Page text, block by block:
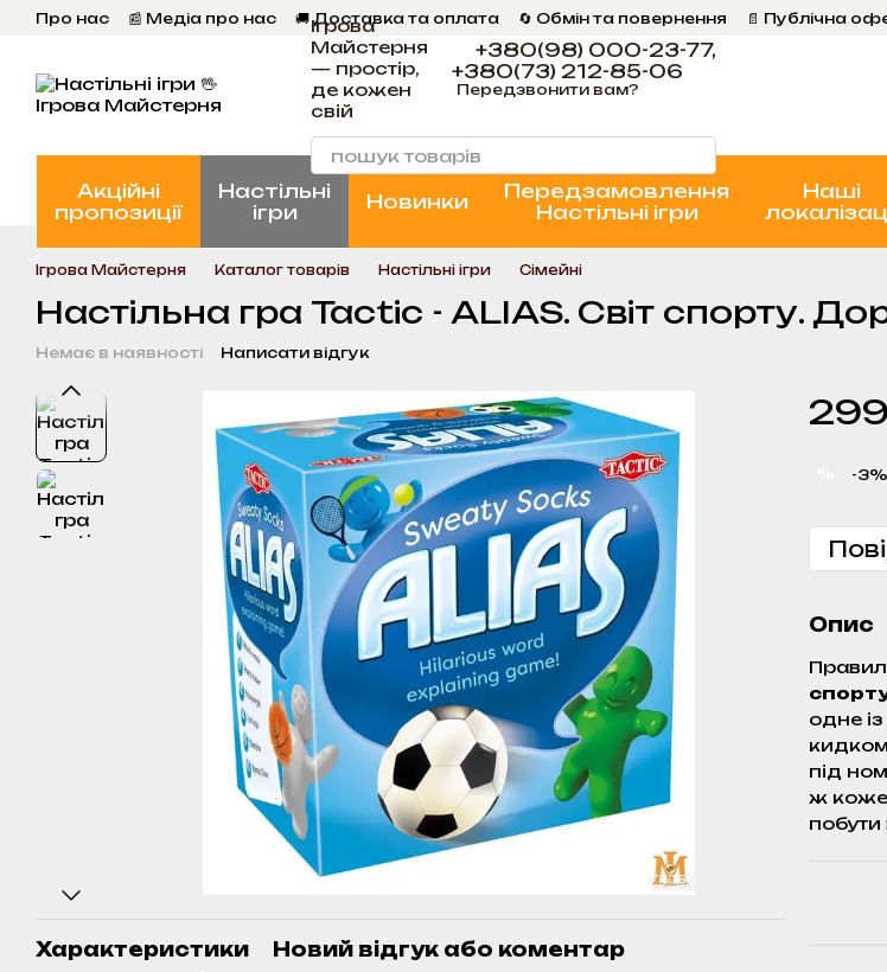
Перейти к основному контенту
Про нас 📰 Медіа про нас 🚚 Доставка та оплата 🔄 Обмін та повернення 📄 Публічна
📞 Контакти Ігрова Майстерня Програма Лояльності
Ігрова
Майстерня
— простір,
де кожен
свій
+380(98) 000-23-77,
+380(73) 212-85-06
Передзвонити вам?
Акційні
пропозиції
Настільні
ігри
Новинки
Передзамовлення
Настільні ігри
Наші
Ігрова Майстерня Каталог товарів Настільні ігри Сімейні
Настільна гра Tactic - ALIAS. Світ спорту.
Немає в наявності Написати відгук
Характеристики
Новий відгук або коментар
-
Опис
одне
кидком
під
ж